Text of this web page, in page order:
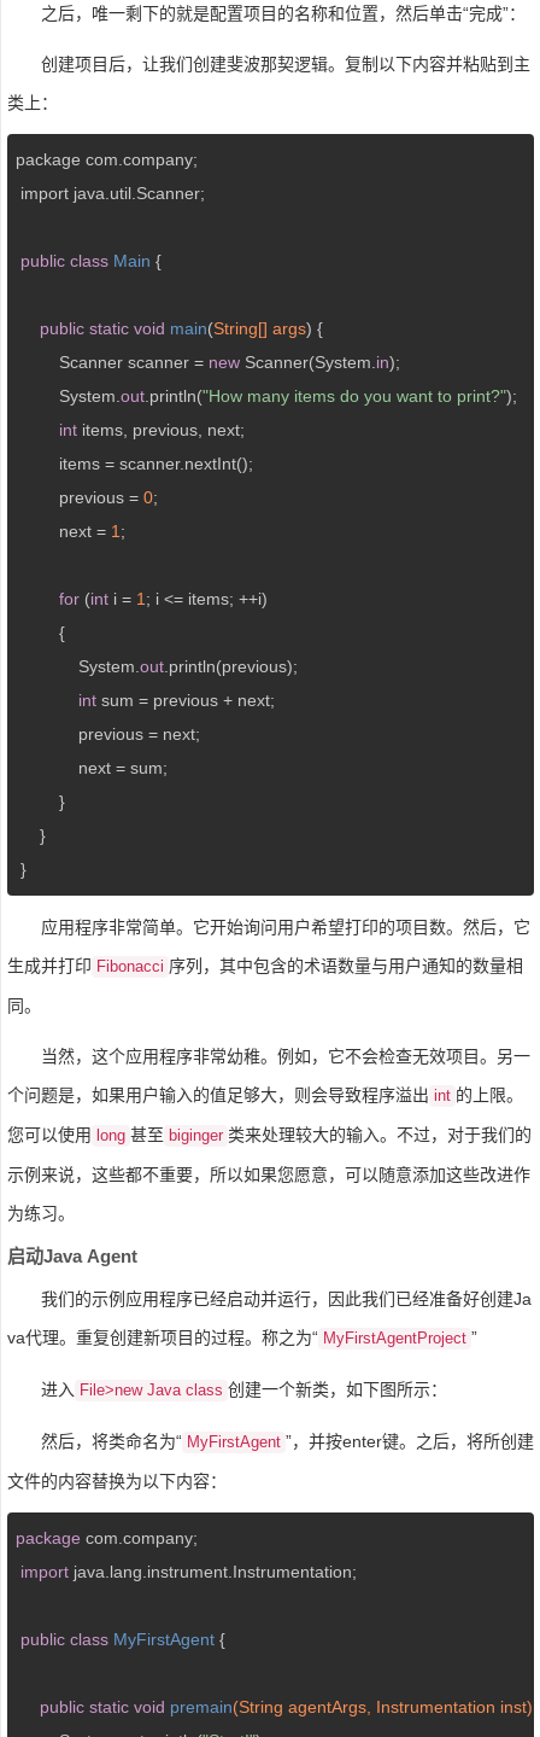
之后，唯一剩下的就是配置项目的名称和位置，然后单击“完成”：
创建项目后，让我们创建斐波那契逻辑。复制以下内容并粘贴到主
类上：
package com.company;
import java.util.Scanner;
public class Main {
public static void main(String[] args) {
         Scanner scanner =
new Scanner(System.in);
         System.
out.println("How many items do you want to print?");
int items, previous, next;
         items = scanner.nextInt();
         previous =
0;
         next =
1;
for (int i = 1; i <= items; ++i)
         {
             System.
out.println(previous);
int sum = previous + next;
             previous = next;
             next = sum;
         }
     }
}
应用程序非常简单。它开始询问用户希望打印的项目数。然后，它
生成并打印 Fibonacci 序列，其中包含的术语数量与用户通知的数量相
同。
当然，这个应用程序非常幼稚。例如，它不会检查无效项目。另一
个问题是，如果用户输入的值足够大，则会导致程序溢出 int 的上限。
您可以使用 long 甚至 biginger 类来处理较大的输入。不过，对于我们的
示例来说，这些都不重要，所以如果您愿意，可以随意添加这些改进作
为练习。
启动Java Agent
我们的示例应用程序已经启动并运行，因此我们已经准备好创建Ja
va代理。重复创建新项目的过程。称之为“ MyFirstAgentProject ”
进入 File>new Java class 创建一个新类，如下图所示：
然后，将类命名为“ MyFirstAgent ”，并按enter键。之后，将所创建
文件的内容替换为以下内容：
package com.company;
import java.lang.instrument.Instrumentation;
public class MyFirstAgent {
public static void premain(String agentArgs, Instrumentation inst)